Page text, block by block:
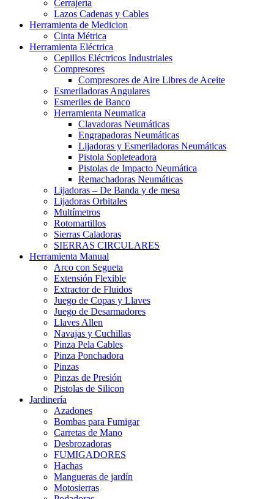
Cerrajería
Lazos Cadenas y Cables
Herramienta de Medicion
Cinta Métrica
Herramienta Eléctrica
Cepillos Eléctricos Industriales
Compresores
Compresores de Aire Libres de Aceite
Esmeriladoras Angulares
Esmeriles de Banco
Herramienta Neumatica
Clavadoras Neumáticas
Engrapadoras Neumáticas
Lijadoras y Esmeriladoras Neumáticas
Pistola Sopleteadora
Pistolas de Impacto Neumática
Remachadoras Neumáticas
Lijadoras – De Banda y de mesa
Lijadoras Orbitales
Multímetros
Rotomartillos
Sierras Caladoras
SIERRAS CIRCULARES
Herramienta Manual
Arco con Segueta
Extensión Flexible
Extractor de Fluidos
Juego de Copas y Llaves
Juego de Desarmadores
Llaves Allen
Navajas y Cuchillas
Pinza Pela Cables
Pinza Ponchadora
Pinzas
Pinzas de Presión
Pistolas de Silicon
Jardinería
Azadones
Bombas para Fumigar
Carretas de Mano
Desbrozadoras
FUMIGADORES
Hachas
Mangueras de jardín
Motosierras